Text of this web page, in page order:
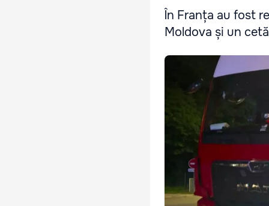
În Franța au fost
Moldova și un